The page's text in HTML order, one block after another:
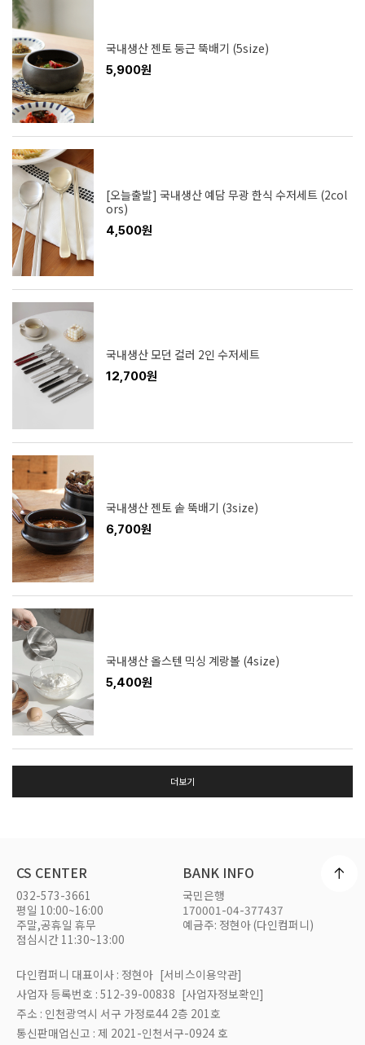
국내생산 젠토 둥근 뚝배기 (5size)
5,900원
[오늘출발] 국내생산 예담 무광 한식 수저세트 (2col
ors)
4,500원
국내생산 모던 컬러 2인 수저세트
12,700원
국내생산 젠토 솥 뚝배기 (3size)
6,700원
국내생산 올스텐 믹싱 계랑볼 (4size)
5,400원
더보기
CS CENTER
032-573-3661
평일 10:00~16:00
주말,공휴일 휴무
점심시간 11:30~13:00
BANK INFO
국민은행
170001-04-377437
예금주: 정현아 (다인컴퍼니)
다인컴퍼니 대표이사 : 정현아 [서비스이용약관]
사업자 등록번호 : 512-39-00838 [사업자정보확인]
주소 : 인천광역시 서구 가정로44 2층 201호
통신판매업신고 : 제 2021-인천서구-0924 호